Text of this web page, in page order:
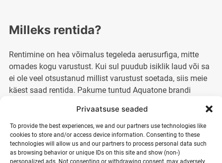
Privaatsuse seaded
To provide the best experiences, we and our partners use technologies like
cookies to store and/or access device information. Consenting to these
technologies will allow us and our partners to process personal data such
as browsing behavior or unique IDs on this site and show (non-)
personalized ads. Not consenting or withdrawing consent, may adversely
Milleks rentida?
Rentimine on hea võimalus tegeleda aerusurfiga, mitte
omades kogu varustust. Kui sul puudub isiklik laud või sa
ei ole veel otsustanud millist varustust soetada, siis meie
käest saad rentida. Pakume tuntud Aquatone brandi
selgusele, millist varustust osta, soovitame tulla proovima.
Soovin rentida pikemaks